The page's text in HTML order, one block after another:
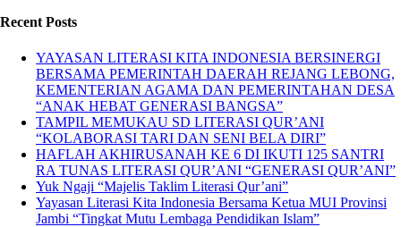
Recent Posts
YAYASAN LITERASI KITA INDONESIA BERSINERGI
BERSAMA PEMERINTAH DAERAH REJANG LEBONG,
KEMENTERIAN AGAMA DAN PEMERINTAHAN DESA
“ANAK HEBAT GENERASI BANGSA”
TAMPIL MEMUKAU SD LITERASI QUR’ANI
“KOLABORASI TARI DAN SENI BELA DIRI”
HAFLAH AKHIRUSANAH KE 6 DI IKUTI 125 SANTRI
RA TUNAS LITERASI QUR’ANI “GENERASI QUR’ANI”
Yuk Ngaji “Majelis Taklim Literasi Qur’ani”
Yayasan Literasi Kita Indonesia Bersama Ketua MUI Provinsi
Jambi “Tingkat Mutu Lembaga Pendidikan Islam”